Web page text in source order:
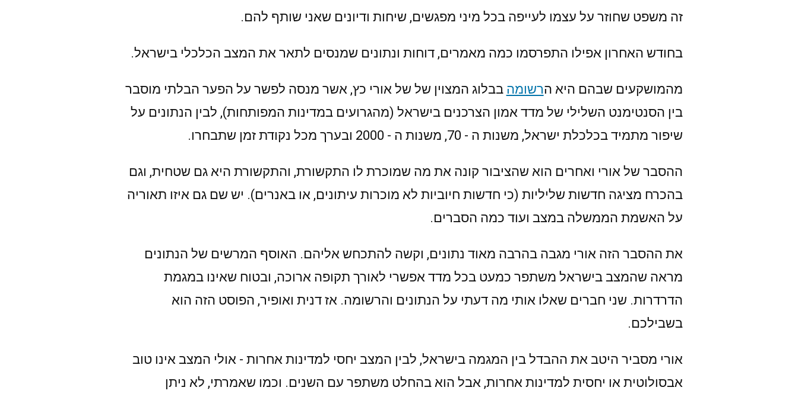
זה משפט שחוזר על עצמו לעייפה בכל מיני מפגשים, שיחות ודיונים שאני שותף להם.
בחודש האחרון אפילו התפרסמו כמה מאמרים, דוחות ונתונים שמנסים לתאר את המצב הכלכלי בישראל.
מהמושקעים שבהם היא הרשומה בבלוג המצוין של של אורי כץ, אשר מנסה לפשר על הפער הבלתי מוסבר
בין הסנטימנט השלילי של מדד אמון הצרכנים בישראל (מהגרועים במדינות המפותחות), לבין הנתונים על
שיפור מתמיד בכלכלת ישראל, משנות ה - 70, משנות ה - 2000 ובערך מכל נקודת זמן שתבחרו.
ההסבר של אורי ואחרים הוא שהציבור קונה את מה שמוכרת לו התקשורת, והתקשורת היא גם שטחית, וגם
בהכרח מציגה חדשות שליליות (כי חדשות חיוביות לא מוכרות עיתונים, או באנרים). יש שם גם איזו תאוריה
על האשמת הממשלה במצב ועוד כמה הסברים.
את ההסבר הזה אורי מגבה בהרבה מאוד נתונים, וקשה להתכחש אליהם. האוסף המרשים של הנתונים
מראה שהמצב בישראל משתפר כמעט בכל מדד אפשרי לאורך תקופה ארוכה, ובטוח שאינו במגמת
הדרדרות. שני חברים שאלו אותי מה דעתי על הנתונים והרשומה. אז דנית ואופיר, הפוסט הזה הוא
בשבילכם.
אורי מסביר היטב את ההבדל בין המגמה בישראל, לבין המצב יחסי למדינות אחרות - אולי המצב אינו טוב
אבסולוטית או יחסית למדינות אחרות, אבל הוא בהחלט משתפר עם השנים. וכמו שאמרתי, לא ניתן